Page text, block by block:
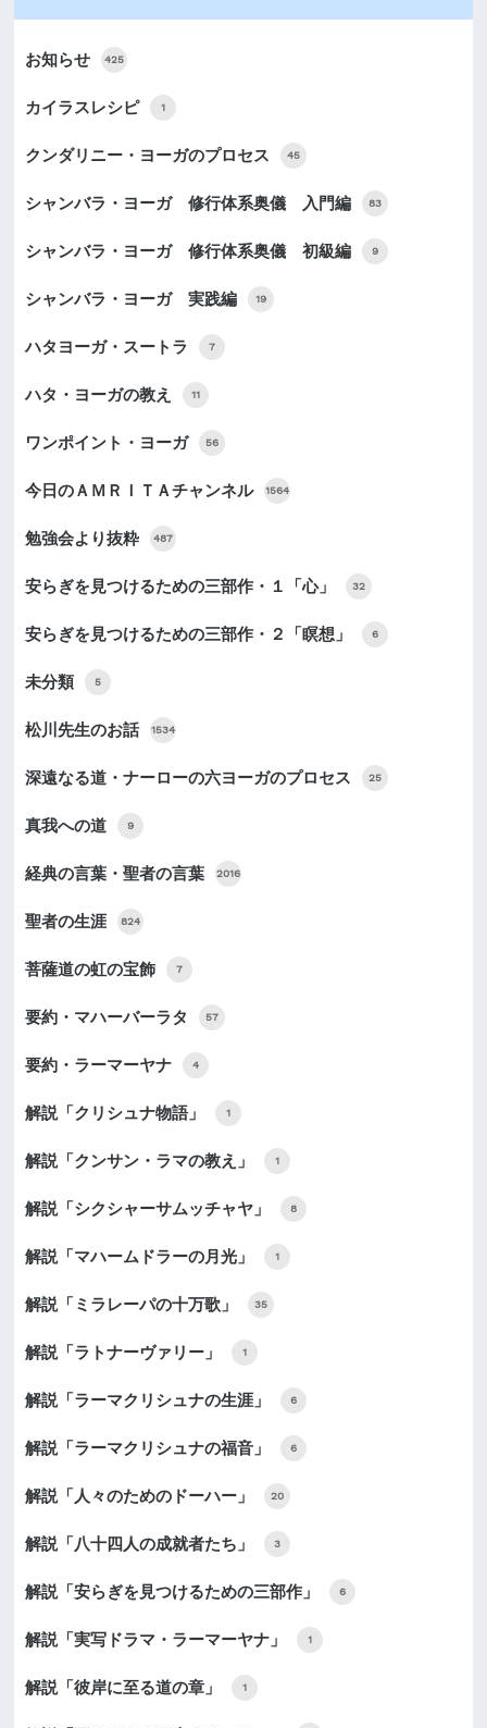
お知らせ 425
カイラスレシピ 1
クンダリニー・ヨーガのプロセス 45
シャンバラ・ヨーガ 修行体系奥儀 入門編 83
シャンバラ・ヨーガ 修行体系奥儀 初級編 9
シャンバラ・ヨーガ 実践編 19
ハタヨーガ・スートラ 7
ハタ・ヨーガの教え 11
ワンポイント・ヨーガ 56
今日のＡＭＲＩＴＡチャンネル 1564
勉強会より抜粋 487
安らぎを見つけるための三部作・１「心」 32
安らぎを見つけるための三部作・２「瞑想」 6
未分類 5
松川先生のお話 1534
深遠なる道・ナーローの六ヨーガのプロセス 25
真我への道 9
経典の言葉・聖者の言葉 2016
聖者の生涯 824
菩薩道の虹の宝飾 7
要約・マハーバーラタ 57
要約・ラーマーヤナ 4
解説「クリシュナ物語」 1
解説「クンサン・ラマの教え」 1
解説「シクシャーサムッチャヤ」 8
解説「マハームドラーの月光」 1
解説「ミラレーパの十万歌」 35
解説「ラトナーヴァリー」 1
解説「ラーマクリシュナの生涯」 6
解説「ラーマクリシュナの福音」 6
解説「人々のためのドーハー」 20
解説「八十四人の成就者たち」 3
解説「安らぎを見つけるための三部作」 6
解説「実写ドラマ・ラーマーヤナ」 1
解説「彼岸に至る道の章」 1